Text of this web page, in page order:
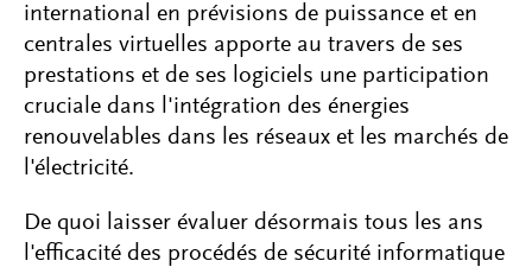
international en prévisions de puissance et en
centrales virtuelles apporte au travers de ses
prestations et de ses logiciels une participation
cruciale dans l'intégration des énergies
renouvelables dans les réseaux et les marchés de
l'électricité.
De quoi laisser évaluer désormais tous les ans
l'efficacité des procédés de sécurité informatique